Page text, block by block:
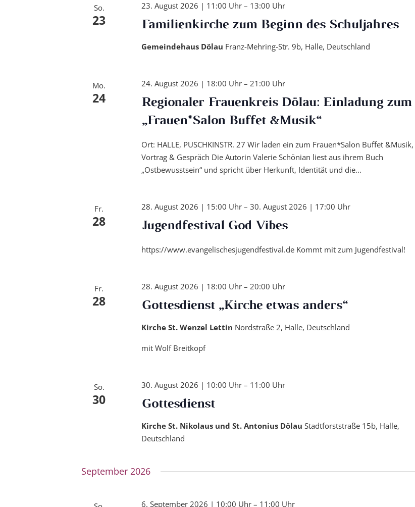
So.
23 Familienkirche zum Beginn des Schuljahres
23. August 2026 | 11:00 Uhr– 13:00 Uhr
Gemeindehaus Dölau Franz-Mehring-Str. 9b, Halle, Deutschland
Mo.
24
Regionaler Frauenkreis Dölau: Einladung zum
„Frauen*Salon Buffet &Musik“
24. August 2026 | 18:00 Uhr– 21:00 Uhr
Ort: HALLE, PUSCHKINSTR. 27 Wir laden ein zum Frauen*Salon Buffet &Musik,
Vortrag & Gespräch Die Autorin Valerie Schönian liest aus ihrem Buch
„Ostbewusstsein“ und spricht über Herkunft, Identität und die...
Fr.
28 Jugendfestival God Vibes
28. August 2026 | 15:00 Uhr– 30. August 2026 | 17:00 Uhr
https://www.evangelischesjugendfestival.de Kommt mit zum Jugendfestival!
Fr.
28 Gottesdienst „Kirche etwas anders“
28. August 2026 | 18:00 Uhr– 20:00 Uhr
Kirche St. Wenzel Lettin Nordstraße 2, Halle, Deutschland
mit Wolf Breitkopf
So.
30 Gottesdienst
30. August 2026 | 10:00 Uhr– 11:00 Uhr
Kirche St. Nikolaus und St. Antonius Dölau Stadtforststraße 15b, Halle,
Deutschland
September 2026
6. September 2026 | 10:00 Uhr– 11:00 Uhr